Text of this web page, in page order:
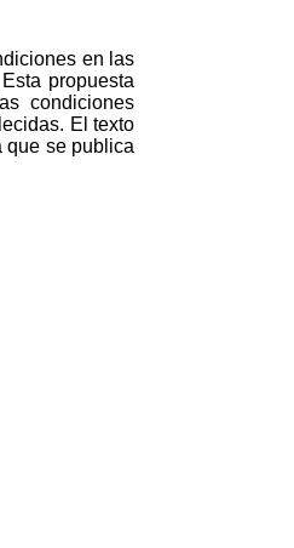
en las
propuesta
condiciones
El texto
que se publica